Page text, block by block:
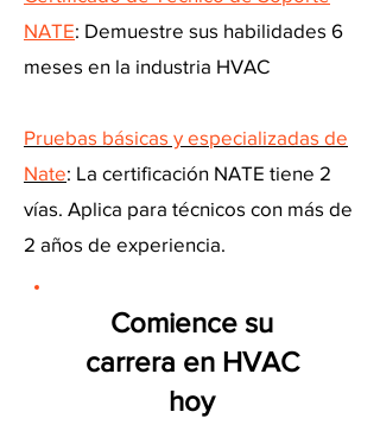
NATE: Demuestre sus habilidades 6
meses en la industria HVAC
Pruebas básicas y especializadas de
Nate: La certificación NATE tiene 2
vías. Aplica para técnicos con más de
2 años de experiencia.
Comience su
carrera en HVAC
hoy